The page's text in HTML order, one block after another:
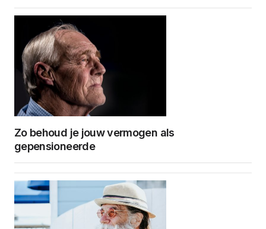
Zo behoud je jouw vermogen als
gepensioneerde